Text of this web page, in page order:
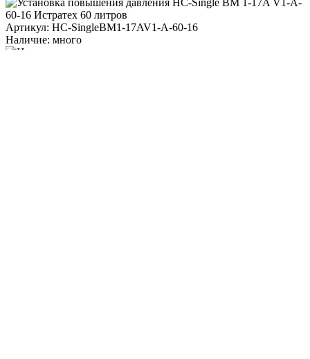
Артикул: HC-SingleBM1-17AV1-A-60-16
Наличие: много